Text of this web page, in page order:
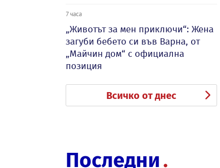
7 часа
„Животът за мен приключи“: Жена
загуби бебето си във Варна, от
„Майчин дом“ с официална
позиция
Всичко от днес
Последни